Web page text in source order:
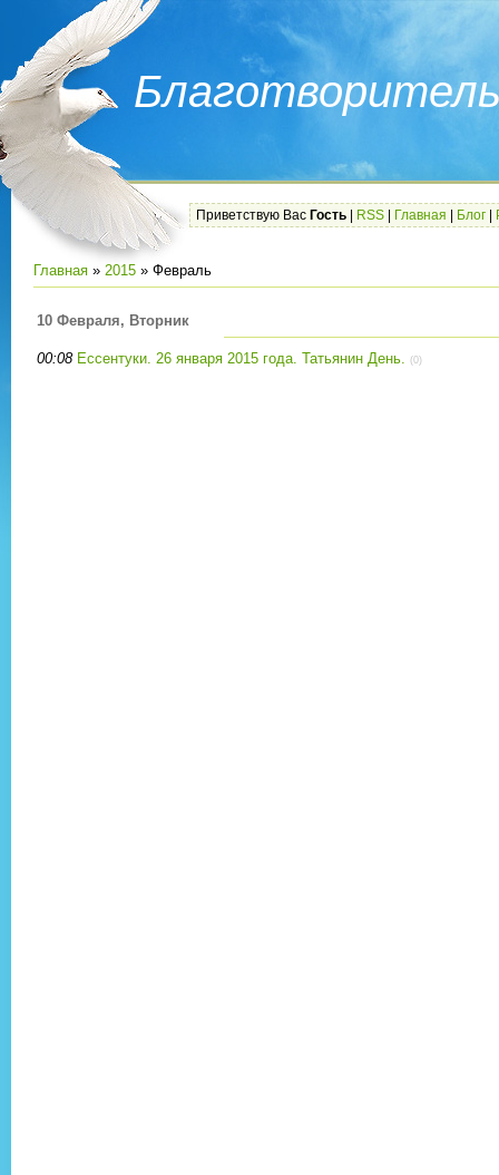
Приветствую Вас Гость RSS Главная Блог
Главная » 2015 » Февраль
10 Февраля, Вторник
00:08 Ессентуки. 26 января 2015 года. Татьянин День. (0)